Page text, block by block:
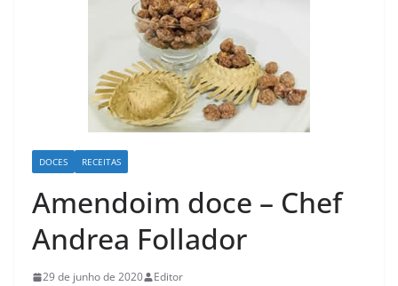
DOCES RECEITAS
Amendoim doce – Chef
Andrea Follador
29 de junho de 2020 Editor